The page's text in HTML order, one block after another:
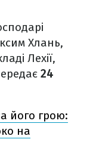
Хлань,
Лехії,
24
його грою:
на